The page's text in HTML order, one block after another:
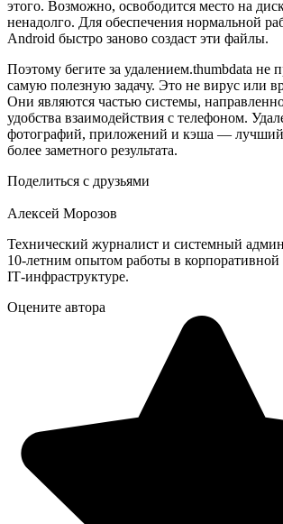
этого. Возможно, освободится место на
ненадолго. Для обеспечения нормальной
Android быстро заново создаст эти файлы.
Поэтому бегите за удалением.thumbdata не
самую полезную задачу. Это не вирус или
Они являются частью системы,
удобства взаимодействия с телефоном.
фотографий, приложений и кэша — лучший
более заметного результата.
Поделиться с друзьями
Алексей Морозов
Технический журналист и системный
10‑летним опытом работы в корпоративной
IT‑инфраструктуре.
Оцените автора